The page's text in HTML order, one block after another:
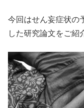
今回はせん妄症状の
した研究論文をご紹